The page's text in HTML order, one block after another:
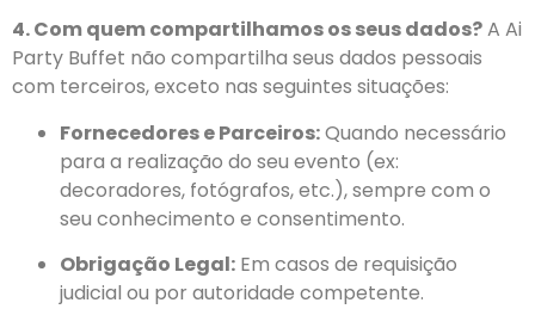
4. Com quem compartilhamos os seus dados?A Ai
Party Buffet não compartilha seus dados pessoais
com terceiros, exceto nas seguintes situações:
Fornecedores e Parceiros:Quando necessário
para a realização do seu evento (ex:
decoradores, fotógrafos, etc.), sempre com o
seu conhecimento e consentimento.
Obrigação Legal: Em casos de requisição
judicial ou por autoridade competente.